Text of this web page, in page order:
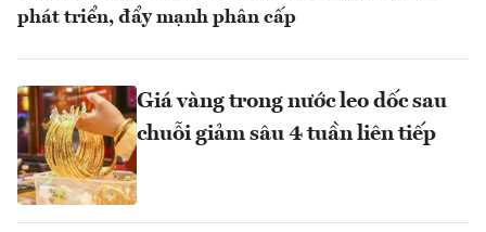
phát triển, đẩy mạnh phân cấp
Giá vàng trong nước leo dốc sau
chuỗi giảm sâu 4 tuần liên tiếp